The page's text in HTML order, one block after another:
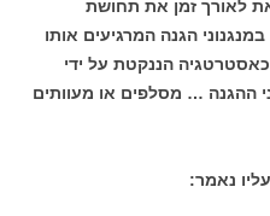
לאורך זמן את תחושת
הגנה המרגיעים אותו
כאסטרטגיה הננקטת על ידי
ההגנה … מסלפים או מעוותים
נאמר: